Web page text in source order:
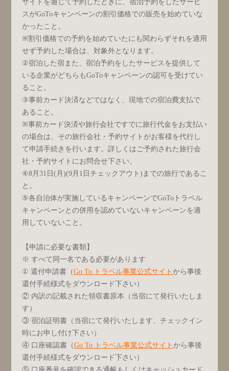
スがGoToキャンペーンの割引価格での販売を始めていな
かったこと。
※割引価格での予約を始めていたにも関わらずそれを適用
せず予約した場合は、対象外となります。
②宿泊した宿また、宿泊予約をしたサービスを提供して
いる企業がどちらもGoToキャンペーンの認可を受けてい
ること。
③事前カード決済などではなく、現地での宿泊費支払で
あること。
※事前カード決済や旅行会社ですでに旅行代金をお支払い
の場合は、その旅行会社・予約サイトがお客様を代行し
て申請手続きを行います。詳しくはご予約された旅行会
社・予約サイトにお問合せ下さい。
④8月31日(月)(9月1日チェックアウト)までの旅行であるこ
と。
⑤各自治体が実施しているキャンペーンでGoToトラベル
キャンペーンとの併用を認めていないキャンペーンを適
用していないこと。
【申請に必要な書類】
※ すべて同一名である必要があります
① 還付申請書（Go To トラベル事業公式サイトから事後
還付手続様式をダウンロード下さい）
② 内訳の記載された領収書原本（当宿にて発行いたしま
す）
③ 宿泊証明書（当宿にて発行いたします、チェックイン
時にお申し付け下さい）
④ 口座確認書（Go To トラベル事業公式サイトから事後
還付手続様式をダウンロード下さい）
⑤ 口座番号を確認できる通帳もしくはキャッシュカード